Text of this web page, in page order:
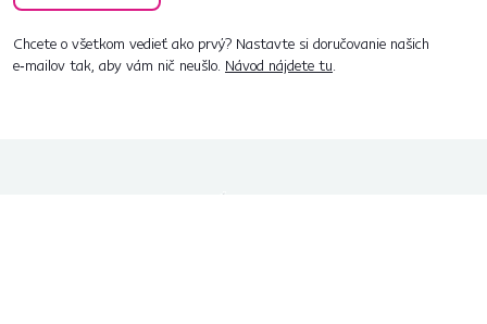
Chcete o všetkom vedieť ako prvý? Nastavte si doručovanie našich
e‑mailov tak, aby vám nič neušlo. Návod nájdete tu.